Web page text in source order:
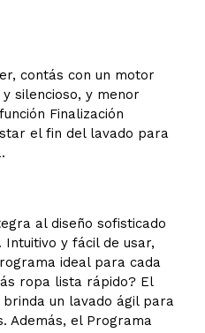
contás con un motor
silencioso, y menor
Finalización
el fin del lavado para
al diseño sofisticado
y fácil de usar,
ideal para cada
ropa lista rápido? El
un lavado ágil para
Además, el Programa